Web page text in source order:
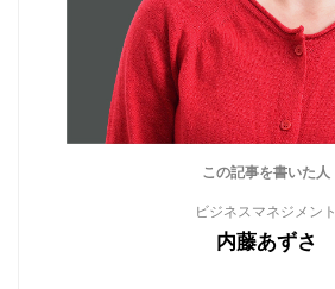
この記事を書いた人
ビジネスマネジメント
内藤あずさ